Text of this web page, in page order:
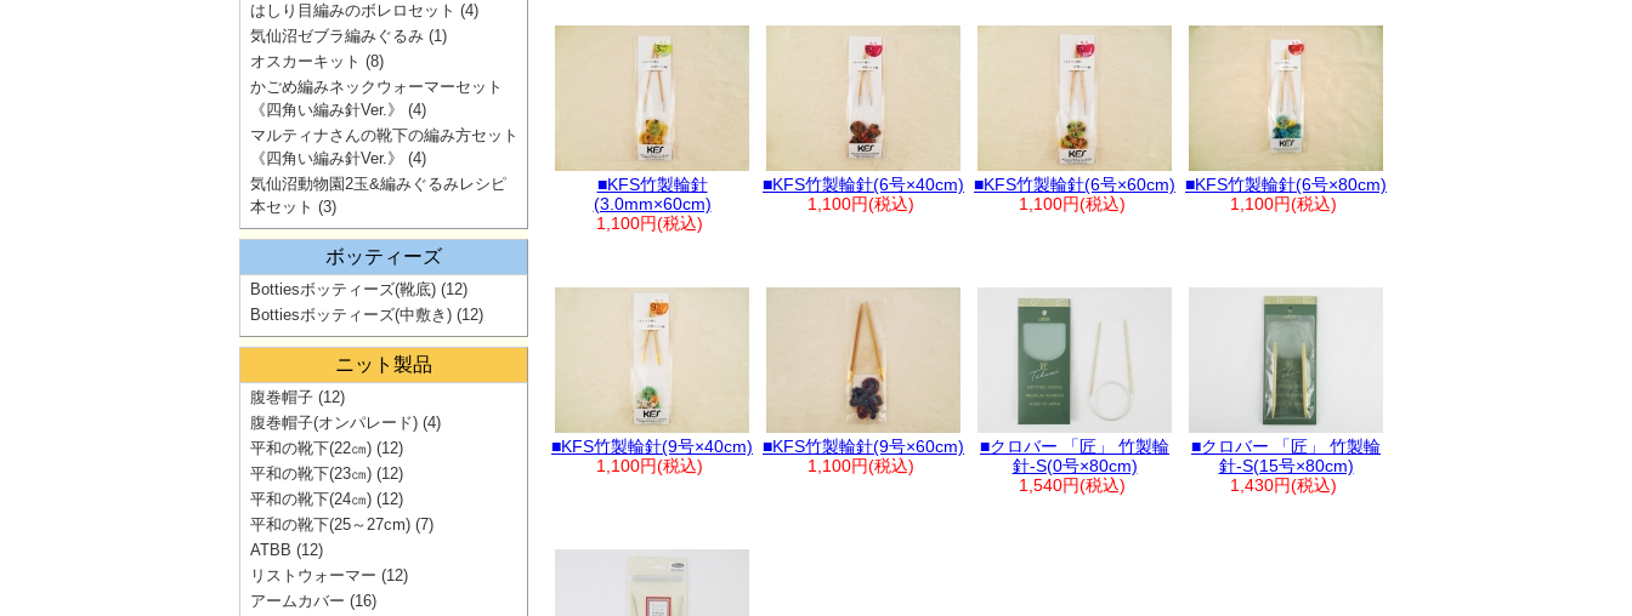
■KFS竹製輪針
(3.0mm×60cm)
1,100円(税込)
■KFS竹製輪針(6号×40cm)
1,100円(税込)
■KFS竹製輪針(6号×60cm)
1,100円(税込)
■KFS竹製輪針(6号×80cm)
1,100円(税込)
■KFS竹製輪針(9号×40cm)
1,100円(税込)
■KFS竹製輪針(9号×60cm)
1,100円(税込)
■クロバー 「匠」 竹製輪
針-S(0号×80cm)
1,540円(税込)
■クロバー 「匠」 竹製輪
針-S(15号×80cm)
1,430円(税込)
はしり目編みのボレロセット (4)
気仙沼ゼブラ編みぐるみ (1)
オスカーキット (8)
かごめ編みネックウォーマーセット
《四角い編み針Ver.》
(4)
マルティナさんの靴下の編み方セット
《四角い編み針Ver.》
(4)
気仙沼動物園2玉&編みぐるみレシピ
本セット (3)
ボッティーズ
Bottiesボッティーズ(靴底) (12)
Bottiesボッティーズ(中敷き) (12)
ニット製品
腹巻帽子 (12)
腹巻帽子(オンパレード) (4)
平和の靴下(22㎝) (12)
平和の靴下(23㎝) (12)
平和の靴下(24㎝) (12)
平和の靴下(25～27cm) (7)
ATBB (12)
リストウォーマー (12)
アームカバー (16)